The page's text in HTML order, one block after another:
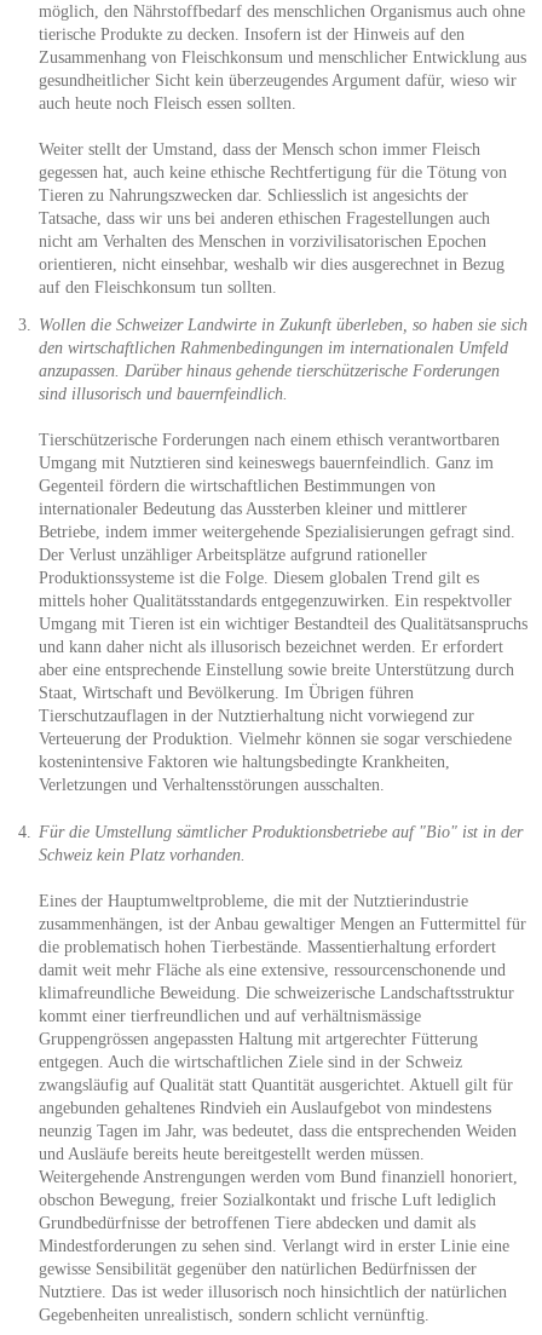
möglich, den Nährstoffbedarf des menschlichen Organismus auch ohne
tierische Produkte zu decken. Insofern ist der Hinweis auf den
Zusammenhang von Fleischkonsum und menschlicher Entwicklung aus
gesundheitlicher Sicht kein überzeugendes Argument dafür, wieso wir
auch heute noch Fleisch essen sollten.
Weiter stellt der Umstand, dass der Mensch schon immer Fleisch
gegessen hat, auch keine ethische Rechtfertigung für die Tötung von
Tieren zu Nahrungszwecken dar. Schliesslich ist angesichts der
Tatsache, dass wir uns bei anderen ethischen Fragestellungen auch
nicht am Verhalten des Menschen in vorzivilisatorischen Epochen
orientieren, nicht einsehbar, weshalb wir dies ausgerechnet in Bezug
auf den Fleischkonsum tun sollten.
Wollen die Schweizer Landwirte in Zukunft überleben, so haben sie sich
den wirtschaftlichen Rahmenbedingungen im internationalen Umfeld
anzupassen. Darüber hinaus gehende tierschützerische Forderungen
sind illusorisch und bauernfeindlich.
Tierschützerische Forderungen nach einem ethisch verantwortbaren
Umgang mit Nutztieren sind keineswegs bauernfeindlich. Ganz im
Gegenteil fördern die wirtschaftlichen Bestimmungen von
internationaler Bedeutung das Aussterben kleiner und mittlerer
Betriebe, indem immer weitergehende Spezialisierungen gefragt sind.
Der Verlust unzähliger Arbeitsplätze aufgrund rationeller
Produktionssysteme ist die Folge. Diesem globalen Trend gilt es
mittels hoher Qualitätsstandards entgegenzuwirken. Ein respektvoller
Umgang mit Tieren ist ein wichtiger Bestandteil des Qualitätsanspruchs
und kann daher nicht als illusorisch bezeichnet werden. Er erfordert
aber eine entsprechende Einstellung sowie breite Unterstützung durch
Staat, Wirtschaft und Bevölkerung. Im Übrigen führen
Tierschutzauflagen in der Nutztierhaltung nicht vorwiegend zur
Verteuerung der Produktion. Vielmehr können sie sogar verschiedene
kostenintensive Faktoren wie haltungsbedingte Krankheiten,
Verletzungen und Verhaltensstörungen ausschalten.
Für die Umstellung sämtlicher Produktionsbetriebe auf "Bio" ist in der
Schweiz kein Platz vorhanden.
Eines der Hauptumweltprobleme, die mit der Nutztierindustrie
zusammenhängen, ist der Anbau gewaltiger Mengen an Futtermittel für
die problematisch hohen Tierbestände. Massentierhaltung erfordert
damit weit mehr Fläche als eine extensive, ressourcenschonende und
klimafreundliche Beweidung. Die schweizerische Landschaftsstruktur
kommt einer tierfreundlichen und auf verhältnismässige
Gruppengrössen angepassten Haltung mit artgerechter Fütterung
entgegen. Auch die wirtschaftlichen Ziele sind in der Schweiz
zwangsläufig auf Qualität statt Quantität ausgerichtet. Aktuell gilt für
angebunden gehaltenes Rindvieh ein Auslaufgebot von mindestens
neunzig Tagen im Jahr, was bedeutet, dass die entsprechenden Weiden
und Ausläufe bereits heute bereitgestellt werden müssen.
Weitergehende Anstrengungen werden vom Bund finanziell honoriert,
obschon Bewegung, freier Sozialkontakt und frische Luft lediglich
Grundbedürfnisse der betroffenen Tiere abdecken und damit als
Mindestforderungen zu sehen sind. Verlangt wird in erster Linie eine
gewisse Sensibilität gegenüber den natürlichen Bedürfnissen der
Nutztiere. Das ist weder illusorisch noch hinsichtlich der natürlichen
Gegebenheiten unrealistisch, sondern schlicht vernünftig.